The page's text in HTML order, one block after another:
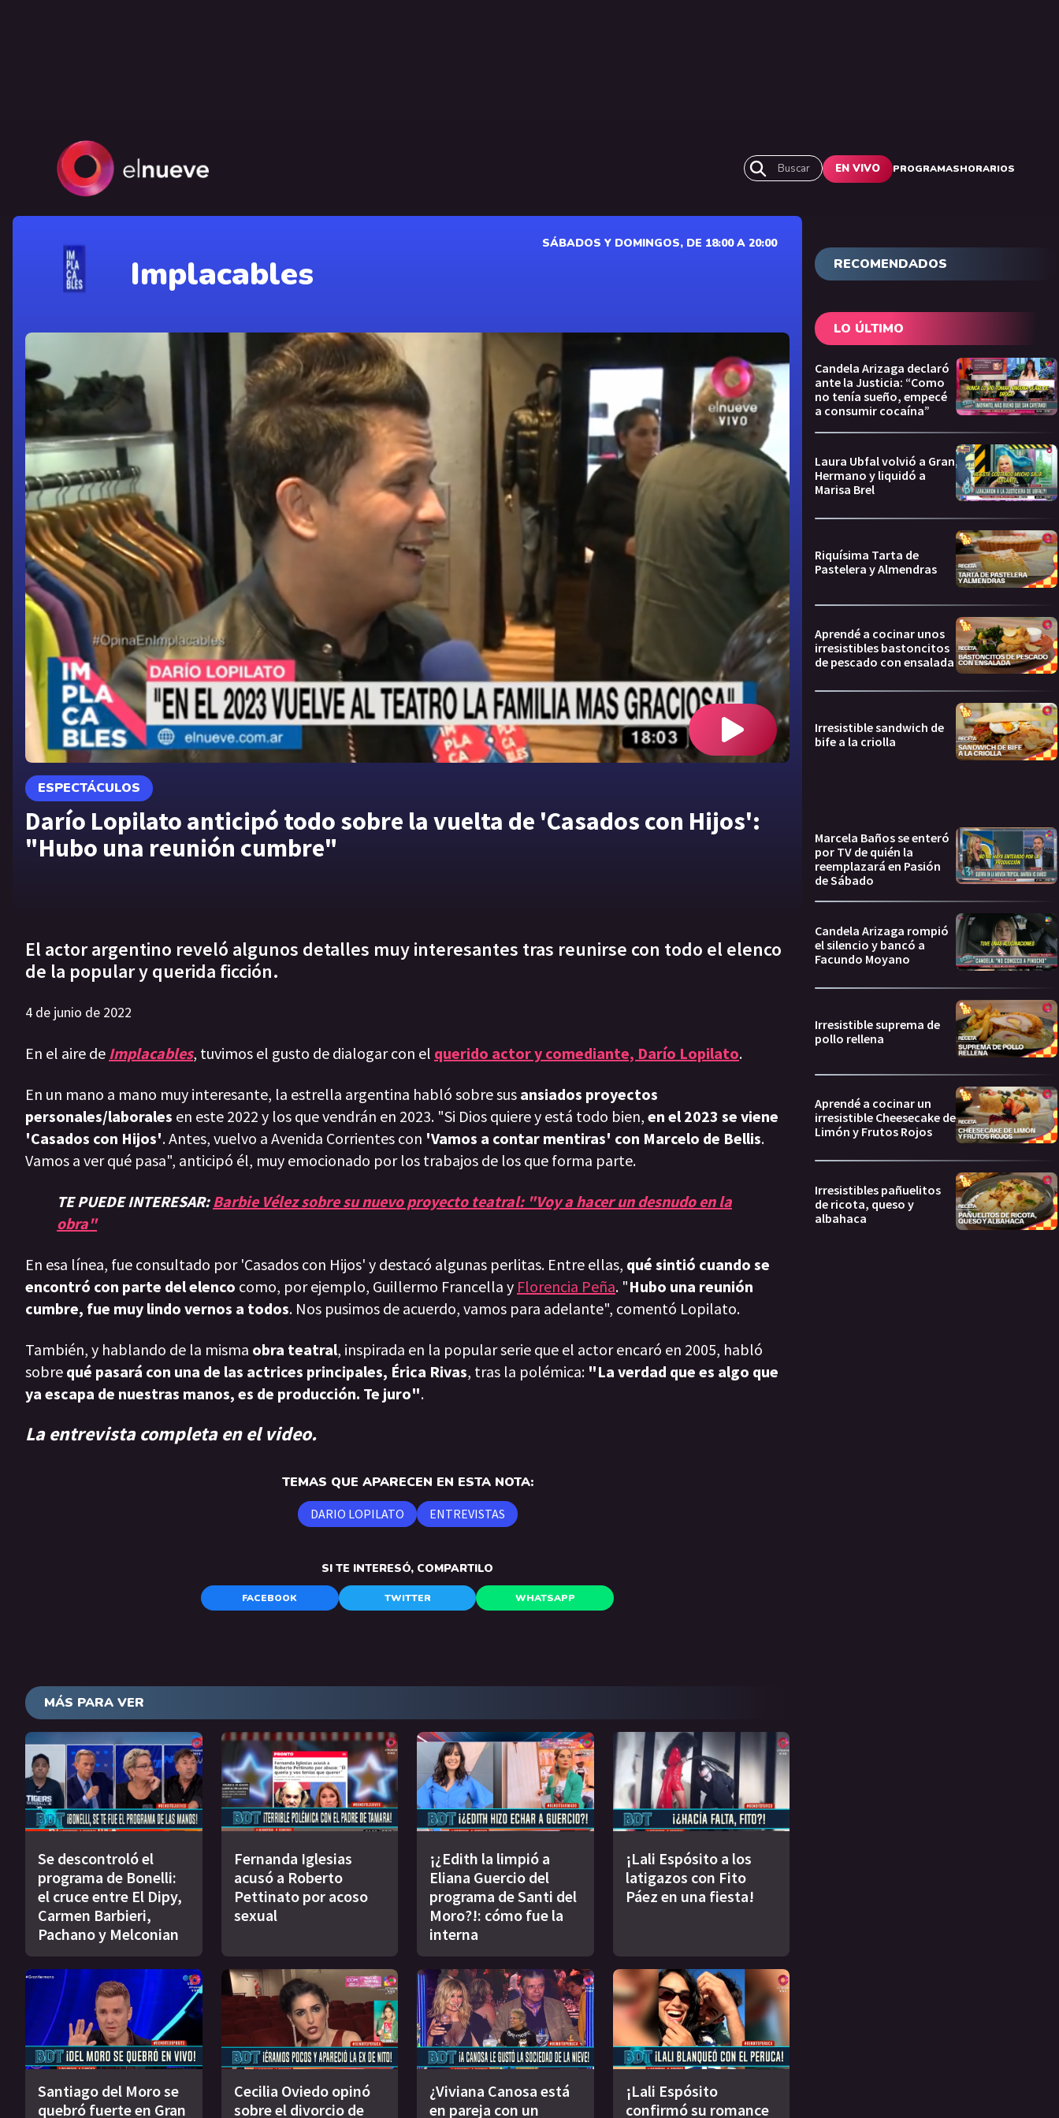
Buscar EN VIVO PROGRAMASHORARIOS
Implacables
SÁBADOS Y DOMINGOS, DE 18:00 A 20:00
ESPECTÁCULOS
Darío Lopilato anticipó todo sobre la vuelta de 'Casados con Hijos':
"Hubo una reunión cumbre"
El actor argentino reveló algunos detalles muy interesantes tras reunirse con todo el elenco
de la popular y querida ficción.
4 de junio de 2022
En el aire de Implacables, tuvimos el gusto de dialogar con el querido actor y comediante, Darío Lopilato.
En un mano a mano muy interesante, la estrella argentina habló sobre sus ansiados proyectos
personales/laborales en este 2022 y los que vendrán en 2023. "Si Dios quiere y está todo bien, en el 2023 se viene
'Casados con Hijos'. Antes, vuelvo a Avenida Corrientes con 'Vamos a contar mentiras' con Marcelo de Bellis.
Vamos a ver qué pasa", anticipó él, muy emocionado por los trabajos de los que forma parte.
TE PUEDE INTERESAR:Barbie Vélez sobre su nuevo proyecto teatral: "Voy a hacer un desnudo en la
obra"
En esa línea, fue consultado por 'Casados con Hijos' y destacó algunas perlitas. Entre ellas, qué sintió cuando se
encontró con parte del elenco como, por ejemplo, Guillermo Francella y Florencia Peña. "Hubo una reunión
cumbre, fue muy lindo vernos a todos. Nos pusimos de acuerdo, vamos para adelante", comentó Lopilato.
También, y hablando de la misma obra teatral, inspirada en la popular serie que el actor encaró en 2005, habló
sobre qué pasará con una de las actrices principales, Érica Rivas, tras la polémica: "La verdad que es algo que
ya escapa de nuestras manos, es de producción. Te juro".
La entrevista completa en el video.
TEMAS QUE APARECEN EN ESTA NOTA:
DARIO LOPILATO ENTREVISTAS
SI TE INTERESÓ, COMPARTILO
FACEBOOK TWITTER WHATSAPP
MÁS PARA VER
Se descontroló el
programa de Bonelli:
el cruce entre El Dipy,
Carmen Barbieri,
Pachano y Melconian
Fernanda Iglesias
acusó a Roberto
Pettinato por acoso
sexual
¡¿Edith la limpió a
Eliana Guercio del
programa de Santi del
Moro?!: cómo fue la
interna
¡Lali Espósito a los
latigazos con Fito
Páez en una fiesta!
Santiago del Moro se
quebró fuerte en Gran
Cecilia Oviedo opinó
sobre el divorcio de
¿Viviana Canosa está
en pareja con un
¡Lali Espósito
confirmó su romance
RECOMENDADOS
LO ÚLTIMO
Candela Arizaga declaró
ante la Justicia: “Como
no tenía sueño, empecé
a consumir cocaína”
Laura Ubfal volvió a Gran
Hermano y liquidó a
Marisa Brel
Riquísima Tarta de
Pastelera y Almendras
Aprendé a cocinar unos
irresistibles bastoncitos
de pescado con ensalada
Irresistible sandwich de
bife a la criolla
Marcela Baños se enteró
por TV de quién la
reemplazará en Pasión
de Sábado
Candela Arizaga rompió
el silencio y bancó a
Facundo Moyano
Irresistible suprema de
pollo rellena
Aprendé a cocinar un
irresistible Cheesecake de
Limón y Frutos Rojos
Irresistibles pañuelitos
de ricota, queso y
albahaca